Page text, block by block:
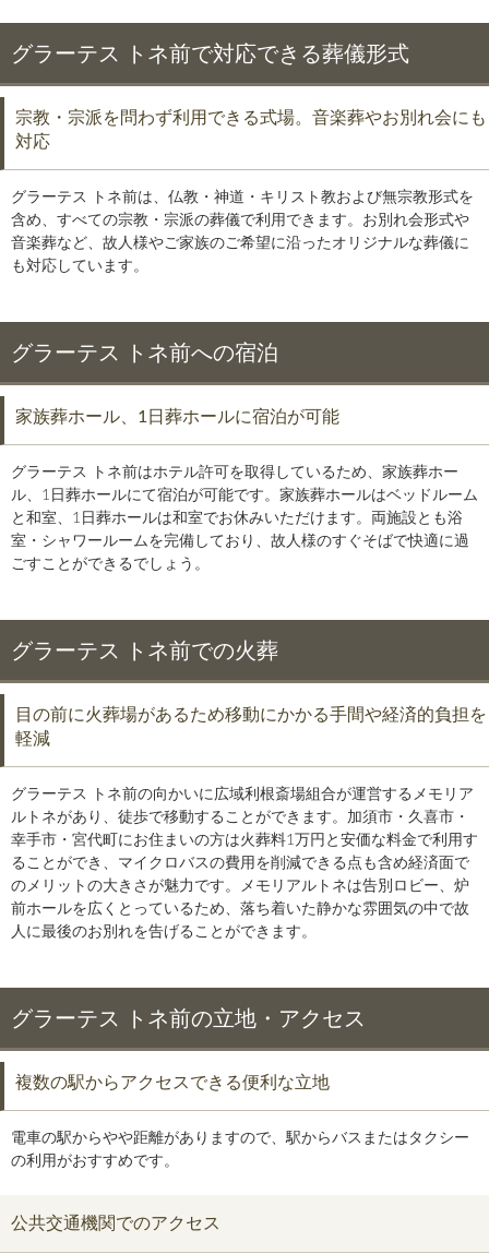
グラーテス トネ前で対応できる葬儀形式
宗教・宗派を問わず利用できる式場。音楽葬やお別れ会にも
対応
グラーテス トネ前は、仏教・神道・キリスト教および無宗教形式を
含め、すべての宗教・宗派の葬儀で利用できます。お別れ会形式や
音楽葬など、故人様やご家族のご希望に沿ったオリジナルな葬儀に
も対応しています。
グラーテス トネ前への宿泊
家族葬ホール、1日葬ホールに宿泊が可能
グラーテス トネ前はホテル許可を取得しているため、家族葬ホー
ル、1日葬ホールにて宿泊が可能です。家族葬ホールはベッドルーム
と和室、1日葬ホールは和室でお休みいただけます。両施設とも浴
室・シャワールームを完備しており、故人様のすぐそばで快適に過
ごすことができるでしょう。
グラーテス トネ前での火葬
目の前に火葬場があるため移動にかかる手間や経済的負担を
軽減
グラーテス トネ前の向かいに広域利根斎場組合が運営するメモリア
ルトネがあり、徒歩で移動することができます。加須市・久喜市・
幸手市・宮代町にお住まいの方は火葬料1万円と安価な料金で利用す
ることができ、マイクロバスの費用を削減できる点も含め経済面で
のメリットの大きさが魅力です。メモリアルトネは告別ロビー、炉
前ホールを広くとっているため、落ち着いた静かな雰囲気の中で故
人に最後のお別れを告げることができます。
グラーテス トネ前の立地・アクセス
複数の駅からアクセスできる便利な立地
電車の駅からやや距離がありますので、駅からバスまたはタクシー
の利用がおすすめです。
公共交通機関でのアクセス